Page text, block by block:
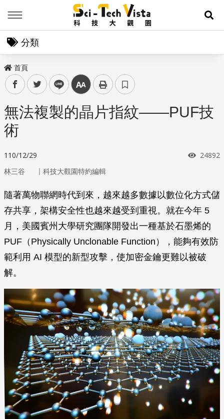
展
分類
首頁
facebooktwitter line 中
無法複製的晶片指紋——PUF技
術
110/12/29 瀏覽次
24892
林三谷 ｜ 科技大觀園特約編輯
隨著萬物聯網時代到來，越來越多數據以數位化方式儲
存共享，架構安全性也越來越受到重視。就在今年 5
月，美國賓州大學研究團隊開發出一種基於石墨烯的
PUF（Physically Unclonable Function），能夠有效防
範利用 AI 模型的新型攻擊，使加密金鑰更難以被破
解。